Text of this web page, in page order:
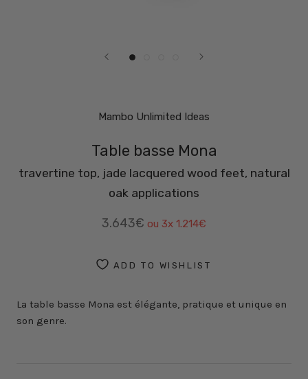
Mambo Unlimited Ideas
Table basse Mona
travertine top, jade lacquered wood feet, natural
oak applications
3.643€ ou 3x 1.214€
ADD TO WISHLIST
La table basse Mona est élégante, pratique et unique en
son genre.